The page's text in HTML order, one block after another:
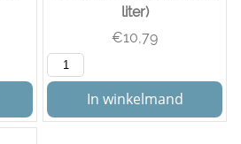
liter)
€10,79
In winkelmand